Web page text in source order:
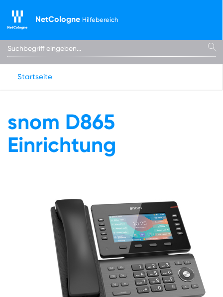
NetCologne Hilfebereich
Startseite
snom D865
Einrichtung